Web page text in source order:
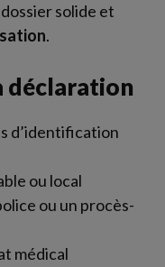
solide et
.
déclaration
d’identification
ou local
ou un procès-
médical